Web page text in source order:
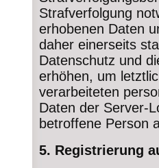
Strafverfolgung
erhobenen Daten
daher einerseits
Datenschutz und
erhöhen, um
verarbeiteten
Daten der Server-
betroffene Person
5. Registrierung